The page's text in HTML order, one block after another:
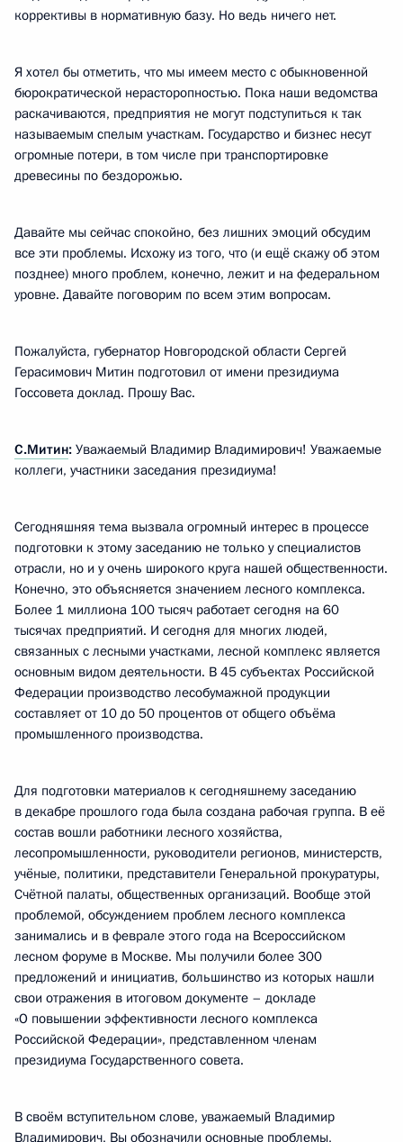
коррективы в нормативную базу. Но ведь ничего нет.
Я хотел бы отметить, что мы имеем место с обыкновенной
бюрократической нерасторопностью. Пока наши ведомства
раскачиваются, предприятия не могут подступиться к так
называемым спелым участкам. Государство и бизнес несут
огромные потери, в том числе при транспортировке
древесины по бездорожью.
Давайте мы сейчас спокойно, без лишних эмоций обсудим
все эти проблемы. Исхожу из того, что (и ещё скажу об этом
позднее) много проблем, конечно, лежит и на федеральном
уровне. Давайте поговорим по всем этим вопросам.
Пожалуйста, губернатор Новгородской области Сергей
Герасимович Митин подготовил от имени президиума
Госсовета доклад. Прошу Вас.
С.Митин: Уважаемый Владимир Владимирович! Уважаемые
коллеги, участники заседания президиума!
Сегодняшняя тема вызвала огромный интерес в процессе
подготовки к этому заседанию не только у специалистов
отрасли, но и у очень широкого круга нашей общественности.
Конечно, это объясняется значением лесного комплекса.
Более 1 миллиона 100 тысяч работает сегодня на 60
тысячах предприятий. И сегодня для многих людей,
связанных с лесными участками, лесной комплекс является
основным видом деятельности. В 45 субъектах Российской
Федерации производство лесобумажной продукции
составляет от 10 до 50 процентов от общего объёма
промышленного производства.
Для подготовки материалов к сегодняшнему заседанию
в декабре прошлого года была создана рабочая группа. В её
состав вошли работники лесного хозяйства,
лесопромышленности, руководители регионов, министерств,
учёные, политики, представители Генеральной прокуратуры,
Счётной палаты, общественных организаций. Вообще этой
проблемой, обсуждением проблем лесного комплекса
занимались и в феврале этого года на Всероссийском
лесном форуме в Москве. Мы получили более 300
предложений и инициатив, большинство из которых нашли
свои отражения в итоговом документе – докладе
«О повышении эффективности лесного комплекса
Российской Федерации», представленном членам
президиума Государственного совета.
В своём вступительном слове, уважаемый Владимир
Владимирович, Вы обозначили основные проблемы,